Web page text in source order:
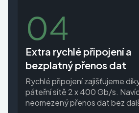
04
Extra rychlé připojení a
bezplatný přenos dat
Rychlé připojení zajišťujeme
páteřní sítě 2 x 400 Gb/s.
neomezený přenos dat bez